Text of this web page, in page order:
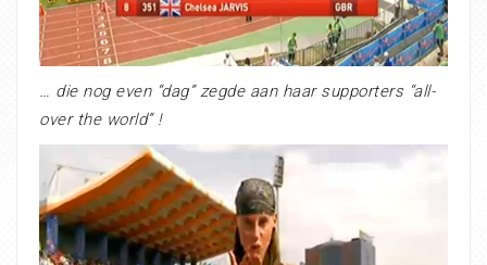
… die nog even “dag” zegde aan haar supporters “all-
over the world” !